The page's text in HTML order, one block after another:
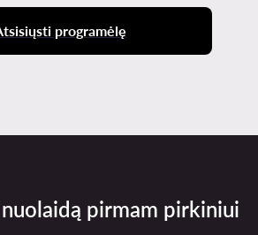
programėlę
pirmam pirkiniui